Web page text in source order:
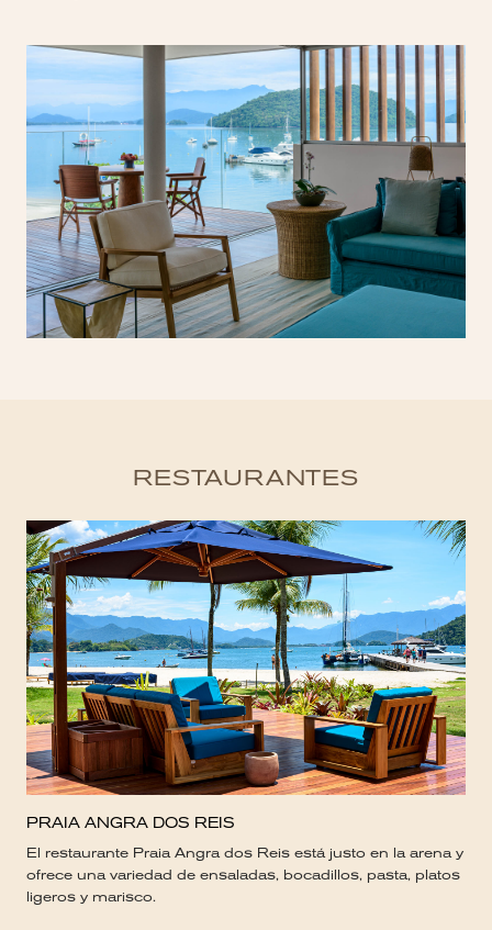
RESTAURANTES
PRAIA ANGRA DOS REIS
El restaurante Praia Angra dos Reis está justo en la arena y
ofrece una variedad de ensaladas, bocadillos, pasta, platos
ligeros y marisco.